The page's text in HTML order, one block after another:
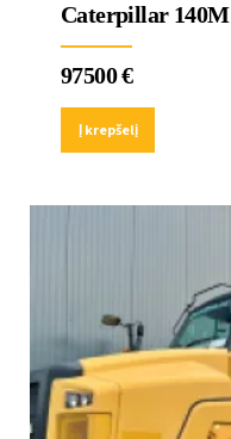
Caterpillar 140M
97500€
Į krepšelį